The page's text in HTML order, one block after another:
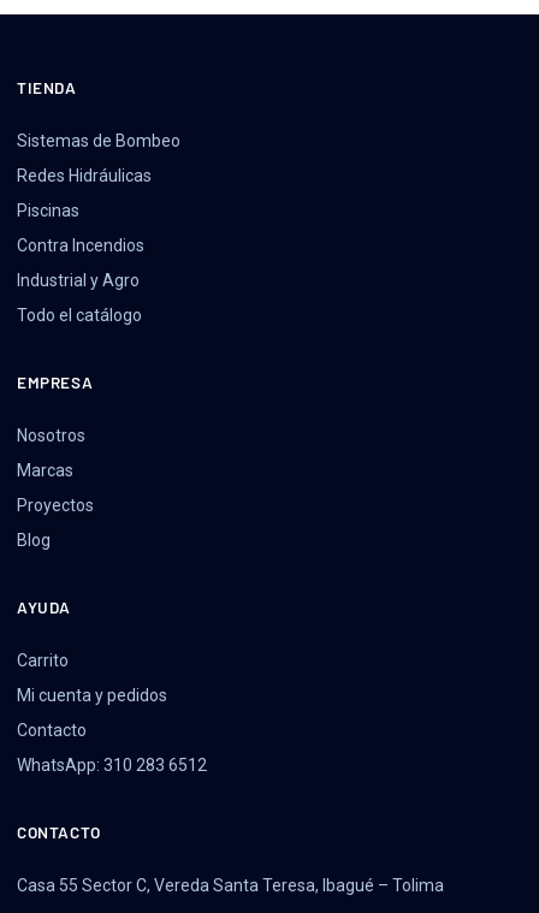
TIENDA
Sistemas de Bombeo
Redes Hidráulicas
Piscinas
Contra Incendios
Industrial y Agro
Todo el catálogo
EMPRESA
Nosotros
Marcas
Proyectos
Blog
AYUDA
Carrito
Mi cuenta y pedidos
Contacto
WhatsApp: 310 283 6512
CONTACTO
Casa 55 Sector C, Vereda Santa Teresa, Ibagué – Tolima